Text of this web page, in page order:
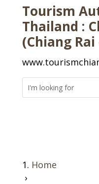
Tourism
Thailand :
(Chiang Rai
Home
›